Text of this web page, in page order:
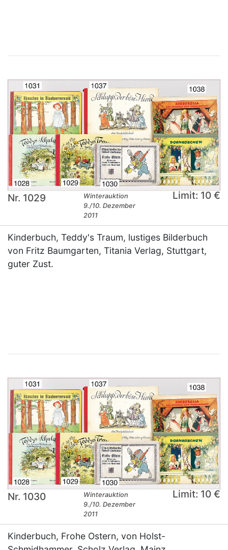
Nr. 1029
Winterauktion
9./10. Dezember
2011
Limit: 10 €
Kinderbuch, Teddy's Traum, lustiges Bilderbuch
von Fritz Baumgarten, Titania Verlag, Stuttgart,
guter Zust.
Nr. 1030
Winterauktion
9./10. Dezember
2011
Limit: 10 €
Kinderbuch, Frohe Ostern, von Holst-